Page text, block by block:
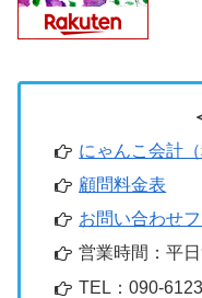
にゃんこ会計
顧問料金表
お問い合わせ
営業時間：平
TEL：090-